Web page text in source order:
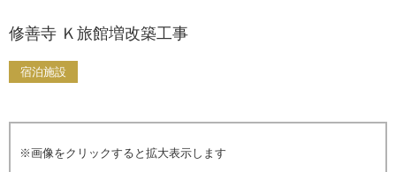
修善寺 Ｋ旅館増改築工事
宿泊施設
※画像をクリックすると拡大表示します